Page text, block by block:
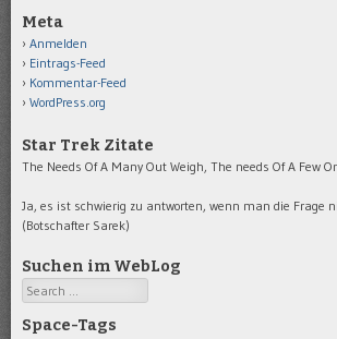
Meta
Anmelden
Eintrags-Feed
Kommentar-Feed
WordPress.org
Star Trek Zitate
The Needs Of A Many Out Weigh, The needs Of A Few
Ja, es ist schwierig zu antworten, wenn man die Frage
(Botschafter Sarek)
Suchen im WebLog
Search
Space-Tags